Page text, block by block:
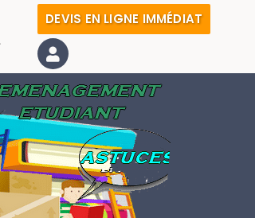
DEVIS EN LIGNE IMMÉDIAT